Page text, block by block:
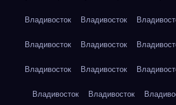
Владивосток Владивосток
Владивосток Владивосток
Владивосток Владивосток
Владивосток Владивосток